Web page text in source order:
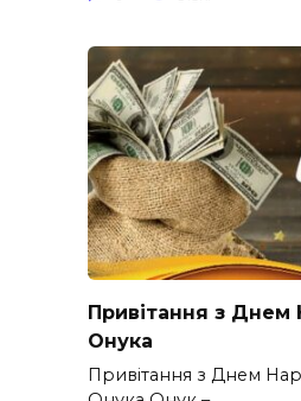
Привітання з
Онука
Привітання з Днем